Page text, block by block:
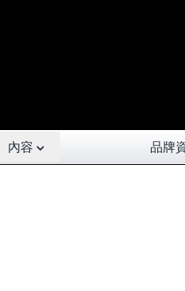
Open contents menu
內容 品牌